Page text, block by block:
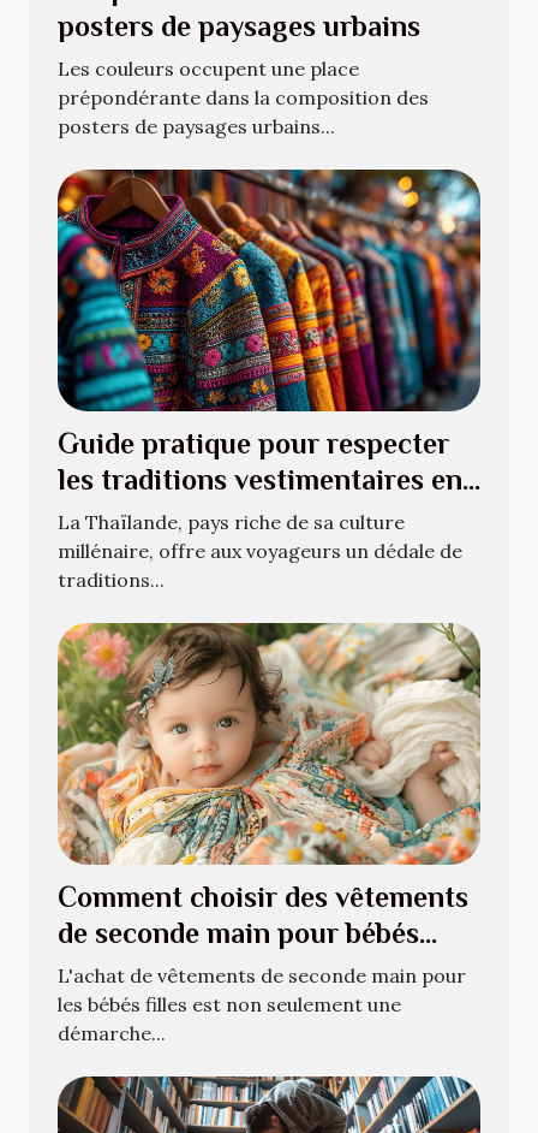
posters de paysages urbains
Les couleurs occupent une place
prépondérante dans la composition des
posters de paysages urbains...
Guide pratique pour respecter
les traditions vestimentaires en
Thaïlande
La Thaïlande, pays riche de sa culture
millénaire, offre aux voyageurs un dédale de
traditions...
Comment choisir des vêtements
de seconde main pour bébés
filles
L'achat de vêtements de seconde main pour
les bébés filles est non seulement une
démarche...